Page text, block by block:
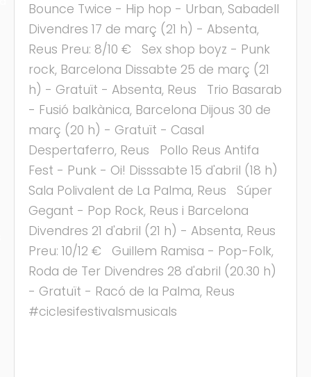
Bounce Twice - Hip hop - Urban, Sabadell
Divendres 17 de març (21 h) - Absenta,
Reus Preu: 8/10 € Sex shop boyz - Punk
rock, Barcelona Dissabte 25 de març (21
h) - Gratuït - Absenta, Reus Trio Basarab
- Fusió balkànica, Barcelona Dijous 30 de
març (20 h) - Gratuït - Casal
Despertaferro, Reus Pollo Reus Antifa
Fest - Punk - Oi! Disssabte 15 d'abril (18 h)
Sala Polivalent de La Palma, Reus Súper
Gegant - Pop Rock, Reus i Barcelona
Divendres 21 d'abril (21 h) - Absenta, Reus
Preu: 10/12 € Guillem Ramisa - Pop-Folk,
Roda de Ter Divendres 28 d'abril (20.30 h)
- Gratuït - Racó de la Palma, Reus
#ciclesifestivalsmusicals